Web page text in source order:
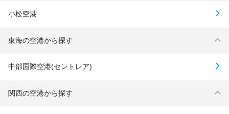
小松空港
東海の空港から探す
中部国際空港(セントレア)
関西の空港から探す